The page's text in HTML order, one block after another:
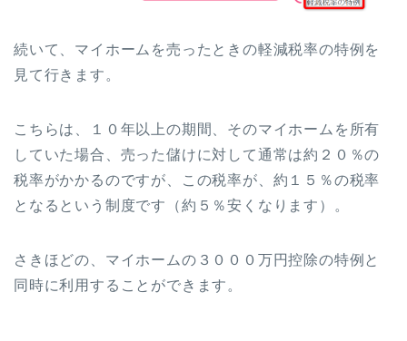
続いて、マイホームを売ったときの軽減税率の特例を
見て行きます。
こちらは、１０年以上の期間、そのマイホームを所有
していた場合、売った儲けに対して通常は約２０％の
税率がかかるのですが、この税率が、約１５％の税率
となるという制度です（約５％安くなります）。
さきほどの、マイホームの３０００万円控除の特例と
同時に利用することができます。